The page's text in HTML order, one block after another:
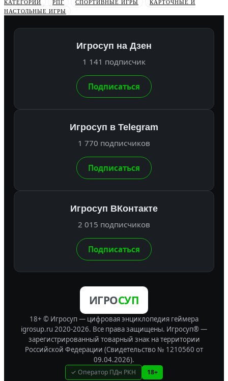
КАТЕГОРИИ
РПГ СПОРТИВНЫЕ ИГРЫ
КАРТОЧНЫЕ И
НАСТОЛЬНЫЕ ИГРЫ
Игросуп на Дзен
1 141 подписчик
Подписаться
Игросуп в Telegram
1 770 подписчиков
Подписаться
Игросуп ВКонтакте
2 015 подписчиков
Подписаться
ИГРОСУП
18+ © Игросуп — цифровая энциклопедия геймера
igrosup.ru 2020-2026. Все права защищены. Игросуп® —
зарегистрированный товарный знак на территории
Российской Федерации (Свидетельство № 1210560 от
09.04.2026).
✓ Оператор ПДн РКН 18+